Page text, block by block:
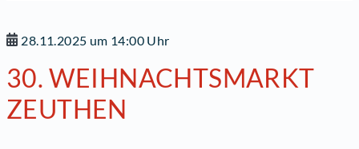
28.11.2025 um 14:00 Uhr
30. WEIHNACHTSMARKT
ZEUTHEN